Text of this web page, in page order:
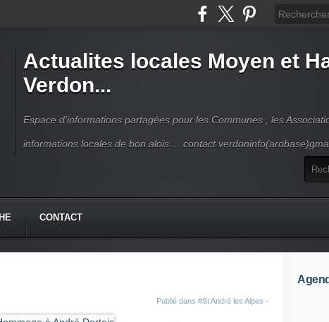
Actualites locales Moyen et
Verdon...
Espace d'informations partagées pour les Communes , les
informations locales de bon alois ... contact
CONTACT
Publié dans #St André les Alpes -